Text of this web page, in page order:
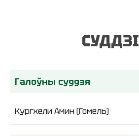
СУДДЗІ
Галоўны суддзя
Кургхели Амин (Гомель)